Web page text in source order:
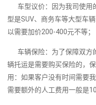
车型议价：因为我司使用
型是SUV、商务车等大型车
以需要加价200-400元不等；
车辆保险：为了保障双方
辆托运是需要购买保险的，
用：如果客户没有时间需要
需要额外的人工费用一般是